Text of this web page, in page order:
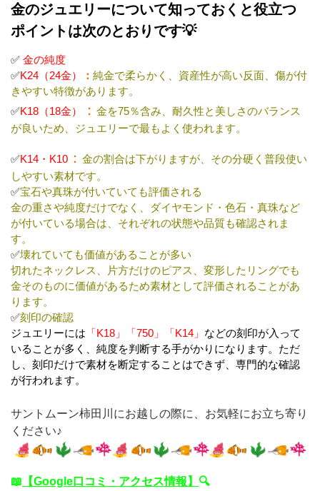
金のジュエリーについて知っておくと役立つ
ポイントは次のとおりです💡
✅ 金の純度
✅K24（24金） ： 純金で柔らかく、資産性が高い反面、傷が付
きやすい特徴があります。
✅K18（18金） ： 金を75％含み、耐久性と美しさのバランス
が良いため、ジュエリーで最もよく使われます。
✅K14・K10 ： 金の割合は下がりますが、その分硬く普段使い
しやすい素材です。
✅宝石や真珠が付いていても評価される
金の重さや純度だけでなく、ダイヤモンド・色石・真珠など
が付いている場合は、それぞれの状態や品質も確認されま
す。
✅壊れていても価値があることが多い
切れたネックレス、片方だけのピアス、変形したリングでも
金そのものに価値があるため素材として評価されることがあ
ります。
✅刻印の確認
ジュエリーには 「K18」「750」「K14」 などの刻印が入って
いることが多く、純度を判断する手がかりになります。ただ
し、刻印だけで素材を断定することはできず、専門的な確認
が行われます。
サントムーン柿田川にお越しの際に、お気軽にお立ち寄り
ください♪
📖 【Google口コミ・アクセス情報】 🔍